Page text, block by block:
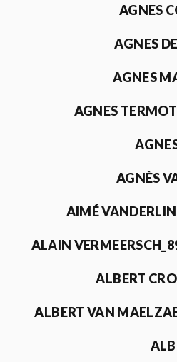
AGNES
AGNES
AGNES
AGNES
AGNÈS
AIMÉ
ALAIN
ALBERT
ALBERT VAN